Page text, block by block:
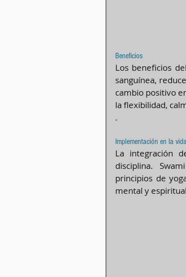
Beneficios
Los beneficios
sanguínea,
cambio positivo
la flexibilidad,
.
Implementación en la
La integración
disciplina.
principios de
mental y